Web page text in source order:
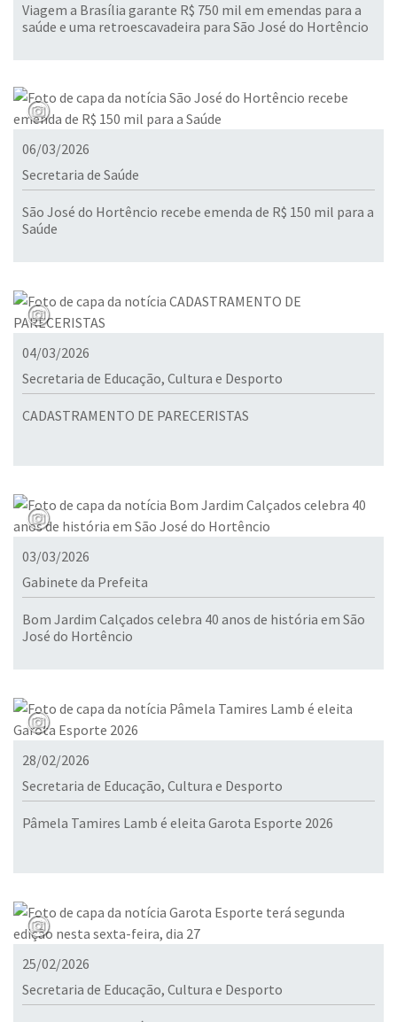
Viagem a Brasília garante R$ 750 mil em emendas para a
saúde e uma retroescavadeira para São José do Hortêncio
06/03/2026
Secretaria de Saúde
São José do Hortêncio recebe emenda de R$ 150 mil para a
Saúde
04/03/2026
Secretaria de Educação, Cultura e Desporto
CADASTRAMENTO DE PARECERISTAS
03/03/2026
Gabinete da Prefeita
Bom Jardim Calçados celebra 40 anos de história em São
José do Hortêncio
28/02/2026
Secretaria de Educação, Cultura e Desporto
Pâmela Tamires Lamb é eleita Garota Esporte 2026
25/02/2026
Secretaria de Educação, Cultura e Desporto